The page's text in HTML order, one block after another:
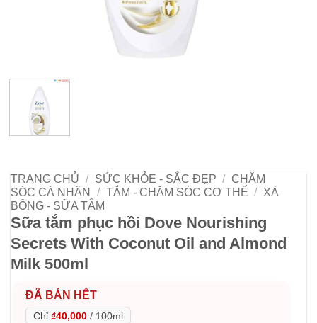
TRANG CHỦ / SỨC KHỎE - SẮC ĐẸP / CHĂM
SÓC CÁ NHÂN
/ TẮM - CHĂM SÓC CƠ THỂ / XÀ
BÔNG - SỮA TẮM
Sữa tắm phục hồi Dove Nourishing
Secrets With Coconut Oil and Almond
Milk 500ml
ĐÃ BÁN HẾT
Chỉ ₫40,000 / 100ml